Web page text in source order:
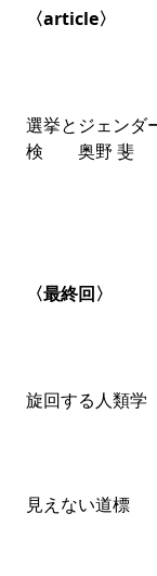
〈article〉
選挙とジェン
検 奥野 斐
〈最終回〉
旋回する人類
見えない道標